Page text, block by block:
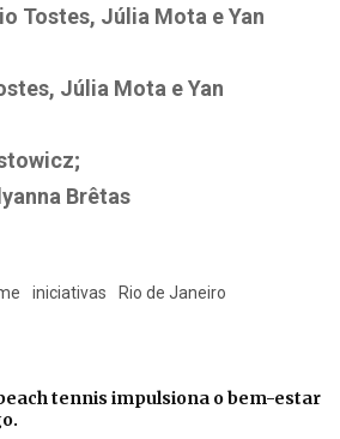
Tostes, Júlia Mota e Yan
Júlia Mota e Yan
Brêtas
iniciativas Rio de Janeiro
tennis impulsiona o bem-estar